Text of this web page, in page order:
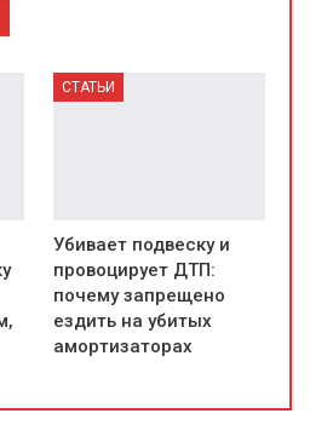
СТАТЬИ
Убивает подвеску и
провоцирует ДТП:
почему запрещено
ездить на убитых
амортизаторах